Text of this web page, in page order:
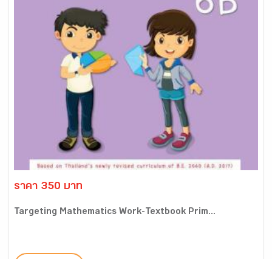
ราคา 350 บาท
Targeting Mathematics Work-Textbook Prim...